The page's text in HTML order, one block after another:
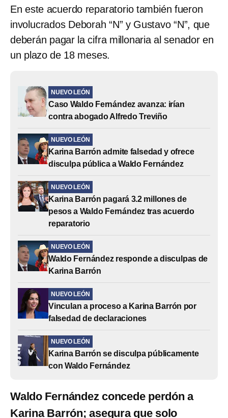
En este acuerdo reparatorio también fueron
involucrados Deborah “N” y Gustavo “N”, que
deberán pagar la cifra millonaria al senador en
un plazo de 18 meses.
NUEVO LEÓN
Caso Waldo Fernández avanza: irían
contra abogado Alfredo Treviño
NUEVO LEÓN
Karina Barrón admite falsedad y ofrece
disculpa pública a Waldo Fernández
NUEVO LEÓN
Karina Barrón pagará 3.2 millones de
pesos a Waldo Fernández tras acuerdo
reparatorio
NUEVO LEÓN
Waldo Fernández responde a disculpas de
Karina Barrón
NUEVO LEÓN
Vinculan a proceso a Karina Barrón por
falsedad de declaraciones
NUEVO LEÓN
Karina Barrón se disculpa públicamente
con Waldo Fernández
Waldo Fernández concede perdón a
Karina Barrón; asegura que solo